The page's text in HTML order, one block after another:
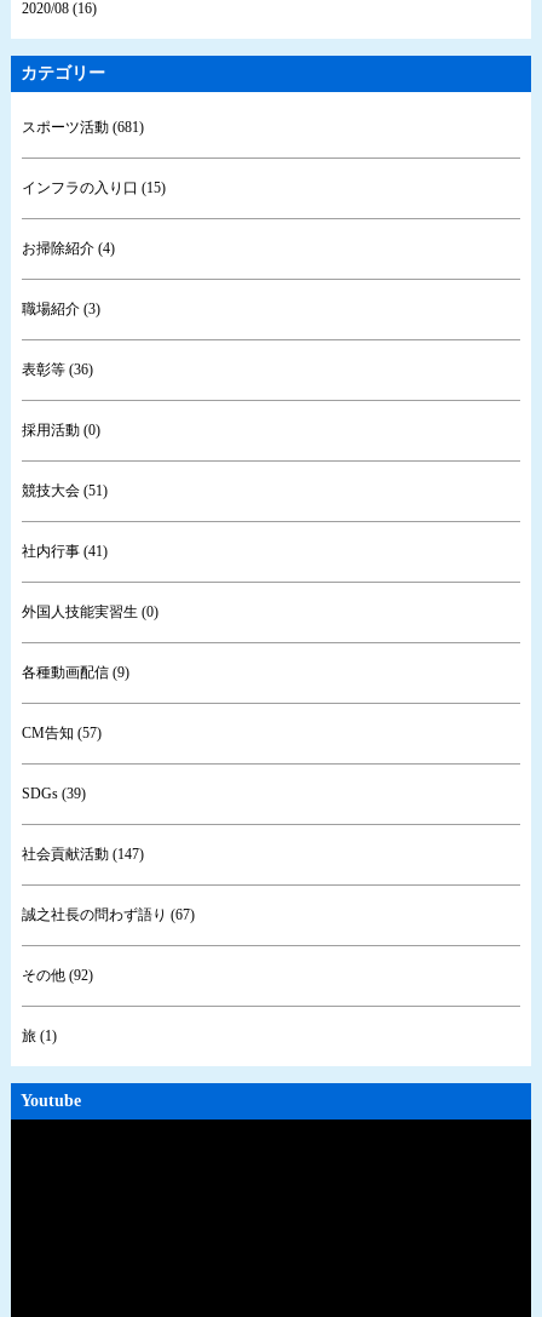
2020/08 (16)
カテゴリー
スポーツ活動 (681)
インフラの入り口 (15)
お掃除紹介 (4)
職場紹介 (3)
表彰等 (36)
採用活動 (0)
競技大会 (51)
社内行事 (41)
外国人技能実習生 (0)
各種動画配信 (9)
CM告知 (57)
SDGs (39)
社会貢献活動 (147)
誠之社長の問わず語り (67)
その他 (92)
旅 (1)
Youtube